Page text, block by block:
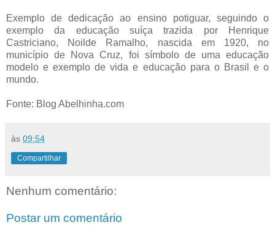
Exemplo de dedicação ao ensino potiguar, seguindo o
exemplo da educação suíça trazida por Henrique
Castriciano, Noilde Ramalho, nascida em 1920, no
município de Nova Cruz, foi símbolo de uma educação
modelo e exemplo de vida e educação para o Brasil e o
mundo.
Fonte: Blog Abelhinha.com
às 09:54
Compartilhar
Nenhum comentário:
Postar um comentário